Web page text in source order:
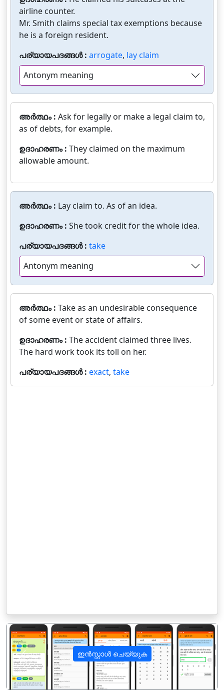
airline counter.
Mr. Smith claims special tax exemptions because
he is a foreign resident.
പര്യായപദങ്ങൾ : arrogate, lay claim
Antonym meaning
അർത്ഥം : Ask for legally or make a legal claim to,
as of debts, for example.
ഉദാഹരണം : They claimed on the maximum
allowable amount.
അർത്ഥം : Lay claim to. As of an idea.
ഉദാഹരണം : She took credit for the whole idea.
പര്യായപദങ്ങൾ : take
Antonym meaning
അർത്ഥം : Take as an undesirable consequence
of some event or state of affairs.
ഉദാഹരണം : The accident claimed three lives.
The hard work took its toll on her.
പര്യായപദങ്ങൾ : exact, take
ഇൻസ്റ്റാൾ ചെയ്യുക
पिछला अगला